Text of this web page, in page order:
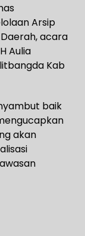
Arsip
acara
Aulia
Kab
baik
akan